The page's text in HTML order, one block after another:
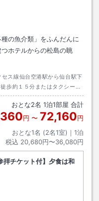
の魚介類」をふんだんに
ホテルからの松島の眺
ス線仙台空港駅から仙台駅下
歩約１５分またはタクシー約
おとな2名 1泊1部屋 合計
円 〜 72,160円
おとな1名 (2名1室)｜ 1泊
税込 20,680円〜36,080円
拝チケット付】夕食は和